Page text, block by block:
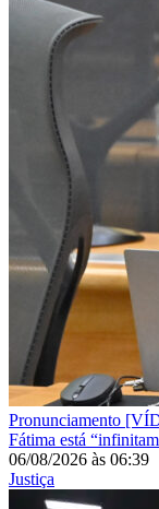
Pronunciamento
Fátima está
06/08/2026 às 06:39
Justiça